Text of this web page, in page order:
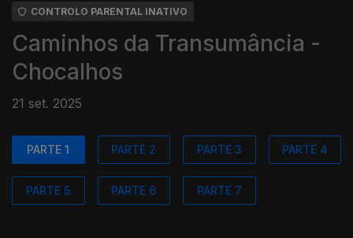
CONTROLO PARENTAL INATIVO
Caminhos da Transumância -
Chocalhos
21 set. 2025
PARTE 1 PARTE 2 PARTE 3 PARTE 4
PARTE 5 PARTE 6 PARTE 7